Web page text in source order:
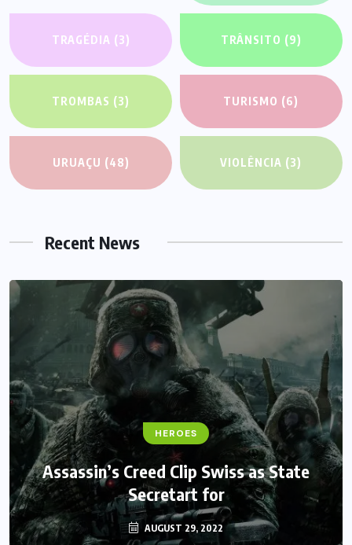
TRAGÉDIA (3) TRÂNSITO (9)
TROMBAS (3) TURISMO (6)
URUAÇU (48) VIOLÊNCIA (3)
Recent News
HEROES
We Believe Announce Will the iPhone
this Day By Kinds Game Play History
AUGUST 29, 2022